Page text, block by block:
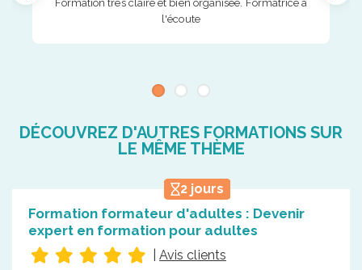
Formation très claire et bien organisée. Formatrice à
l'écoute
DÉCOUVREZ D'AUTRES FORMATIONS SUR
LE MÊME THÈME
2 jours
Formation formateur d'adultes : Devenir
expert en formation pour adultes
Avis clients